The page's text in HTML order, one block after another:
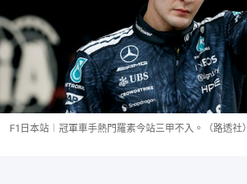
F1日本站︱冠軍車手熱門羅素今站三甲不入。（路透社）